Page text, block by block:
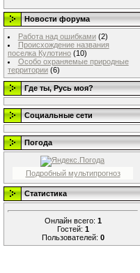
Новости форума
Работа над ошибками (2)
Происхождение названия
поселка Кулотино (10)
Особо охраняемые природные
территории (6)
Где ты, Русь моя?
Социальные сети
Погода
Подробный мультипрогноз
Статистика
Онлайн всего: 1
Гостей: 1
Пользователей: 0